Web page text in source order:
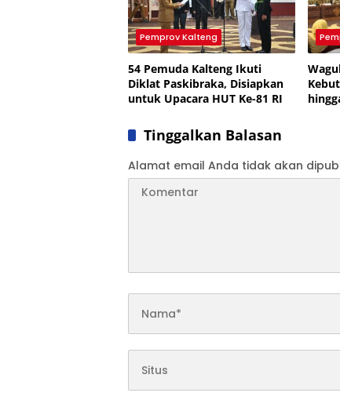
Pemprov Kalteng
54 Pemuda Kalteng Ikuti
Diklat Paskibraka, Disiapkan
untuk Upacara HUT Ke-81 RI
Tinggalkan Balasan
Alamat email Anda tidak akan